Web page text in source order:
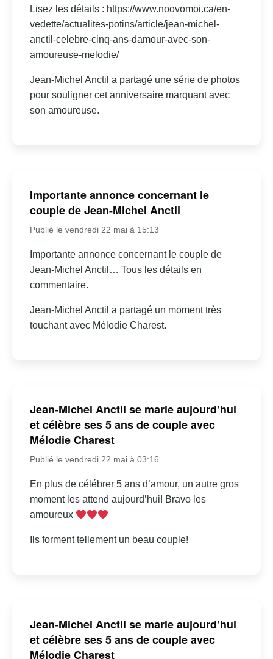
Lisez les détails : https://www.noovomoi.ca/en-
vedette/actualites-potins/article/jean-michel-
anctil-celebre-cinq-ans-damour-avec-son-
amoureuse-melodie/
Jean-Michel Anctil a partagé une série de photos
pour souligner cet anniversaire marquant avec
son amoureuse.
Importante annonce concernant le
couple de Jean-Michel Anctil
Publié le vendredi 22 mai à 15:13
Importante annonce concernant le couple de
Jean-Michel Anctil… Tous les détails en
commentaire.
Jean-Michel Anctil a partagé un moment très
touchant avec Mélodie Charest.
Jean-Michel Anctil se marie aujourd’hui
et célèbre ses 5 ans de couple avec
Mélodie Charest
Publié le vendredi 22 mai à 03:16
En plus de célébrer 5 ans d’amour, un autre gros
moment les attend aujourd’hui! Bravo les
amoureux
Ils forment tellement un beau couple!
Jean-Michel Anctil se marie aujourd’hui
et célèbre ses 5 ans de couple avec
Mélodie Charest